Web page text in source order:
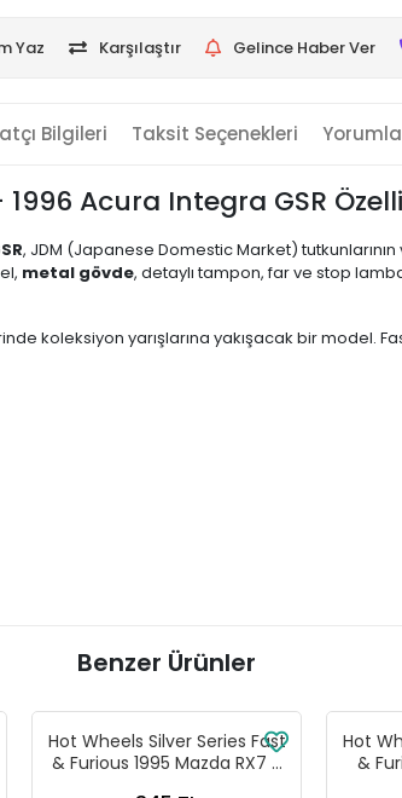
Yaz Karşılaştır Gelince Haber Ver
Bilgileri Taksit Seçenekleri
Acura Integra GSR
, JDM (Japanese Domestic Market)
metal gövde, detaylı tampon, far ve stop
koleksiyon yarışlarına yakışacak bir model.
Benzer Ürünler
Hot Wheels Silver Series Fast
& Furious 1995 Mazda RX7 -
Hot
&